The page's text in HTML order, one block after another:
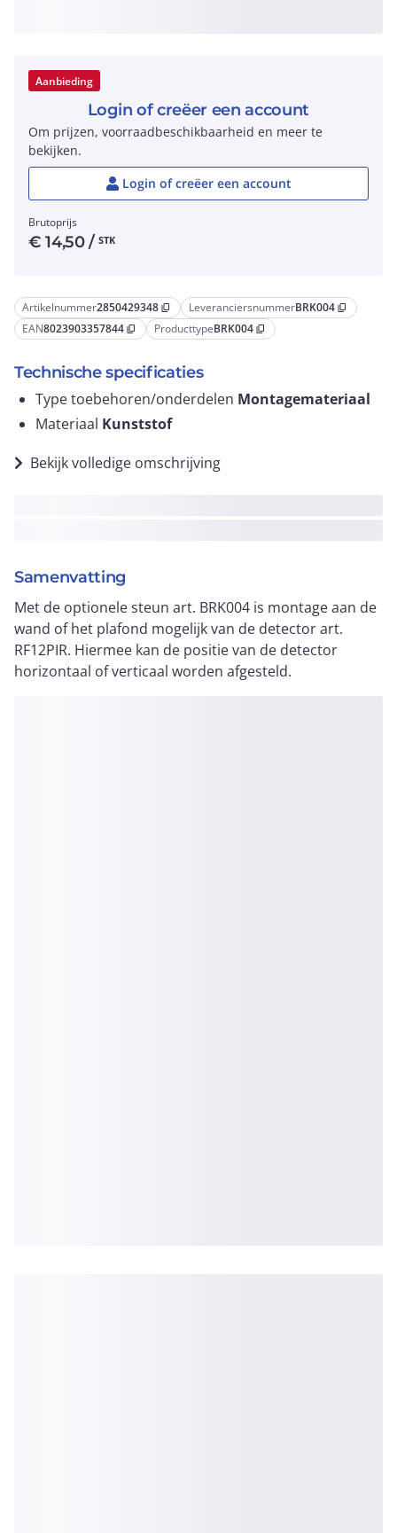
Artikelnummer2850429348 content_copy LeveranciersnummerBRK004 content_copy
EAN8023903357844 content_copy ProducttypeBRK004 content_copy
Technische specificaties
Type toebehoren/onderdelen Montagemateriaal
Materiaal Kunststof
Bekijk volledige omschrijving
Samenvatting
Met de optionele steun art. BRK004 is montage aan de
wand of het plafond mogelijk van de detector art.
RF12PIR. Hiermee kan de positie van de detector
horizontaal of verticaal worden afgesteld.
Aanbieding
Login of creëer een account
Om prijzen, voorraadbeschikbaarheid en meer te
bekijken.
Login of creëer een account
Brutoprijs
€14,50/ STK